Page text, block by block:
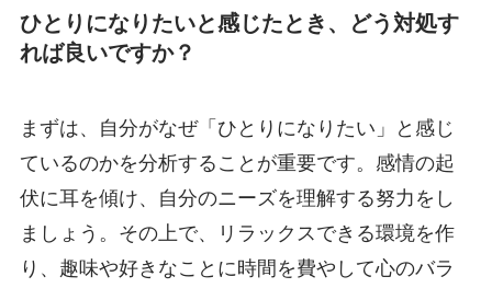
ひとりになりたいと感じたとき、どう対処す
れば良いですか？
まずは、自分がなぜ「ひとりになりたい」と感じ
ているのかを分析することが重要です。感情の起
伏に耳を傾け、自分のニーズを理解する努力をし
ましょう。その上で、リラックスできる環境を作
り、趣味や好きなことに時間を費やして心のバラ